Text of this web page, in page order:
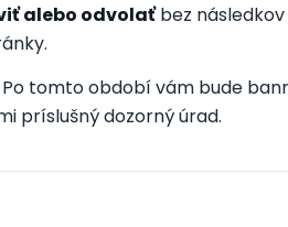
alebo odvolaťbez
Po tomto období vám bude
príslušný dozorný úrad.